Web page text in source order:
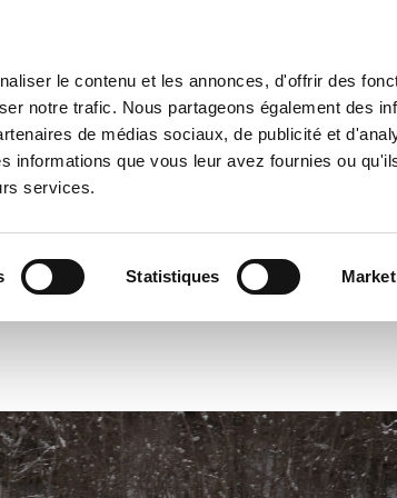
le contenu et les annonces, d'offrir des
notre trafic. Nous partageons également des
de médias sociaux, de publicité et
informations que vous leur avez fournies ou
services.
Statistiques
Accueil Contact